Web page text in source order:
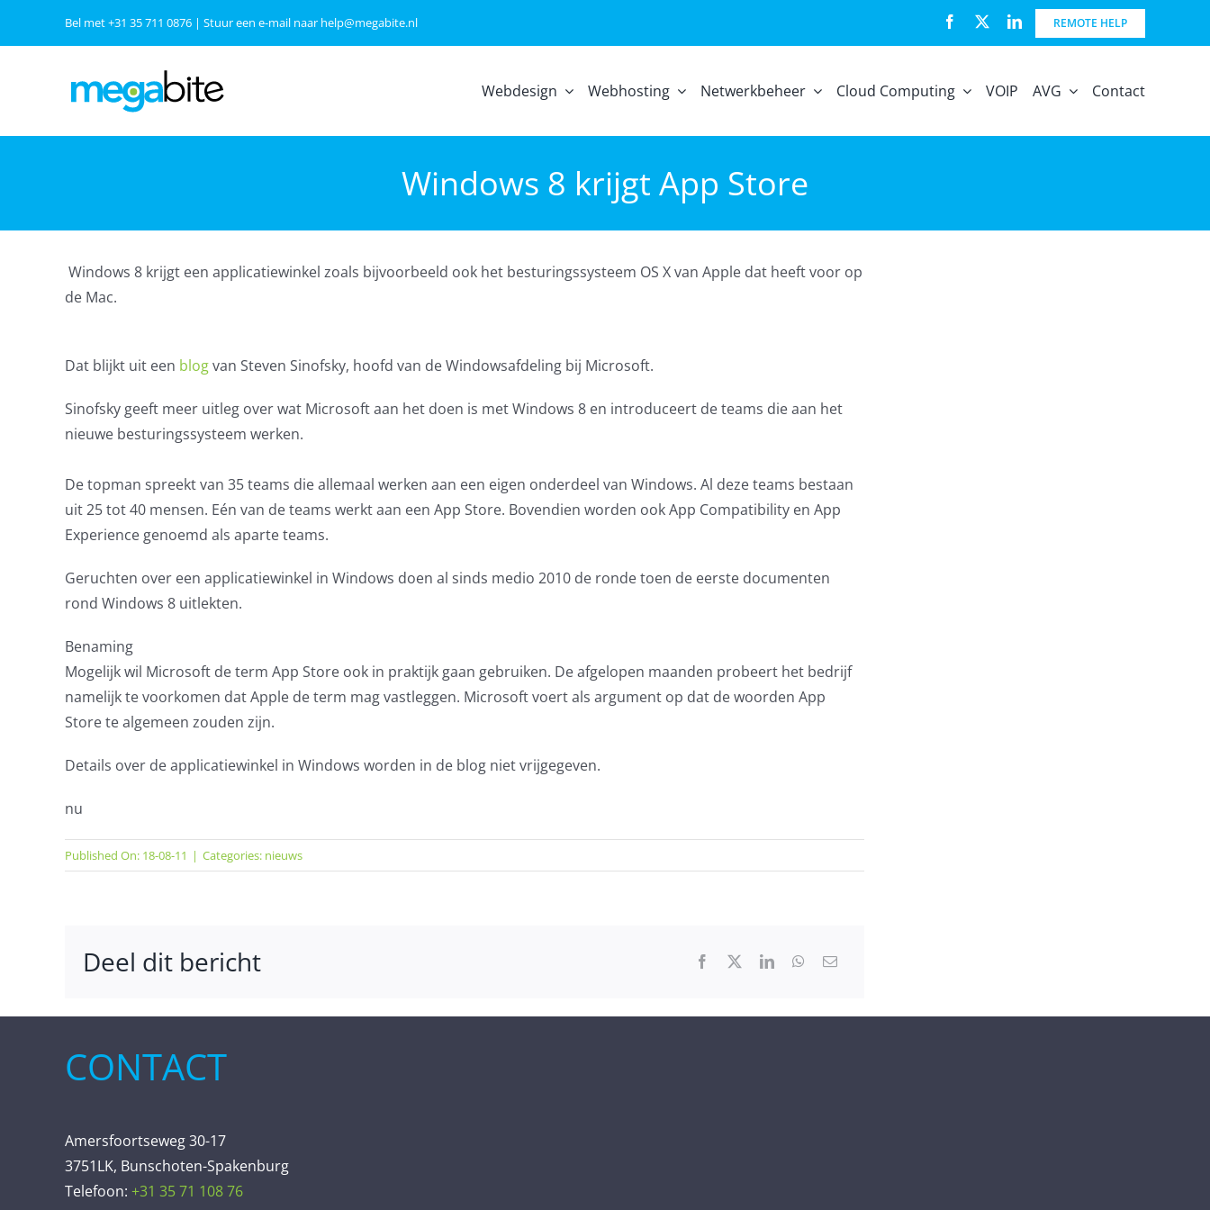
Bel met+31 35 711 0876| Stuur een e-mail naar help@megabite.nl REMOTE HELP
Webdesign Webhosting Netwerkbeheer Cloud Computing VOIP AVG Contact
Windows 8 krijgt App Store
Windows 8 krijgt een applicatiewinkel zoals bijvoorbeeld ook het besturingssysteem OS X van Apple dat heeft voor op
de Mac.
Dat blijkt uit een blogvan Steven Sinofsky, hoofd van de Windowsafdeling bij Microsoft.
Sinofsky geeft meer uitleg over wat Microsoft aan het doen is met Windows 8 en introduceert de teams die aan het
nieuwe besturingssysteem werken.
De topman spreekt van 35 teams die allemaal werken aan een eigen onderdeel van Windows. Al deze teams bestaan
uit 25 tot 40 mensen. Eén van de teams werkt aan een App Store. Bovendien worden ook App Compatibility en App
Experience genoemd als aparte teams.
Geruchten over een applicatiewinkel in Windows doen al sinds medio 2010 de ronde toen de eerste documenten
rond Windows 8 uitlekten.
Benaming
Mogelijk wil Microsoft de term App Store ook in praktijk gaan gebruiken. De afgelopen maanden probeert het bedrijf
namelijk te voorkomen dat Apple de term mag vastleggen. Microsoft voert als argument op dat de woorden App
Store te algemeen zouden zijn.
Details over de applicatiewinkel in Windows worden in de blog niet vrijgegeven.
nu
Published On: 18-08-11 | Categories: nieuws
Deel dit bericht
CONTACT
Amersfoortseweg 30-17
3751LK, Bunschoten-Spakenburg
Telefoon: +31 35 71 108 76